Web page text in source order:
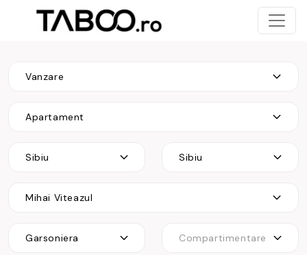
Vanzare
Apartament
Sibiu Sibiu
Mihai Viteazul
Garsoniera Compartimentare